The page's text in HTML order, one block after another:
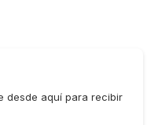
desde aquí para recibir